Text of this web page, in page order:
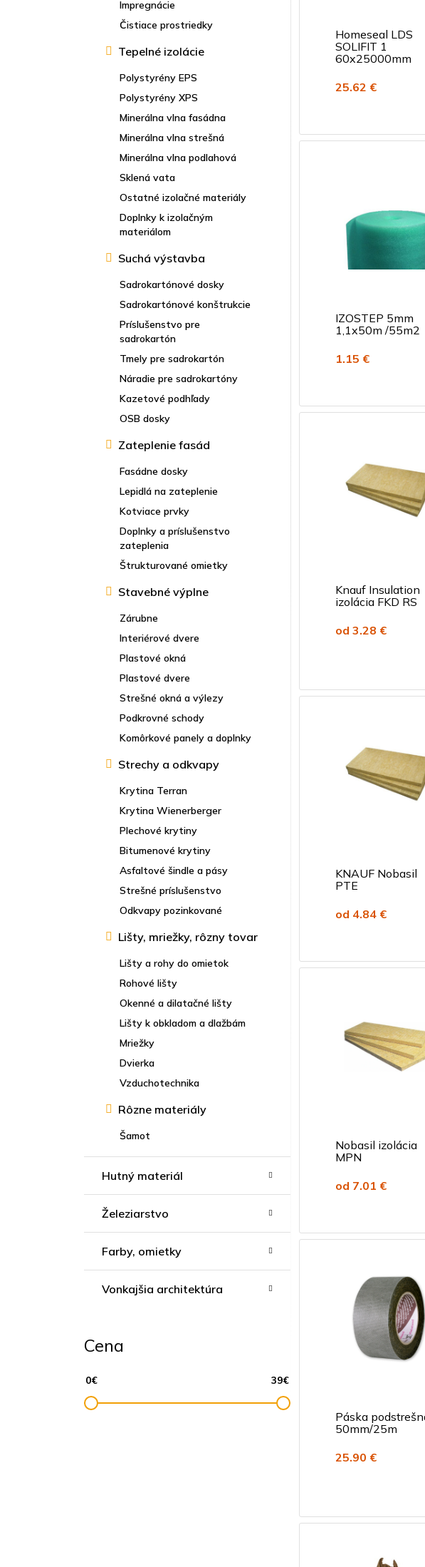
Impregnácie
Čistiace prostriedky
Tepelné izolácie
Polystyrény EPS
Polystyrény XPS
Minerálna vlna fasádna
Minerálna vlna strešná
Minerálna vlna podlahová
Sklená vata
Ostatné izolačné materiály
Doplnky k izolačným
materiálom
Suchá výstavba
Sadrokartónové dosky
Sadrokartónové konštrukcie
Príslušenstvo pre
sadrokartón
Tmely pre sadrokartón
Náradie pre sadrokartóny
Kazetové podhľady
OSB dosky
Zateplenie fasád
Fasádne dosky
Lepidlá na zateplenie
Kotviace prvky
Doplnky a príslušenstvo
zateplenia
Štrukturované omietky
Stavebné výplne
Zárubne
Interiérové dvere
Plastové okná
Plastové dvere
Strešné okná a výlezy
Podkrovné schody
Komôrkové panely a doplnky
Strechy a odkvapy
Krytina Terran
Krytina Wienerberger
Plechové krytiny
Bitumenové krytiny
Asfaltové šindle a pásy
Strešné príslušenstvo
Odkvapy pozinkované
Lišty, mriežky, rôzny tovar
Lišty a rohy do omietok
Rohové lišty
Okenné a dilatačné lišty
Lišty k obkladom a dlažbám
Mriežky
Dvierka
Vzduchotechnika
Rôzne materiály
Šamot
Hutný materiál
Železiarstvo
Farby, omietky
Vonkajšia architektúra
Cena
Homeseal LDS
SOLIFIT 1
60x25000mm
25.62 €
IZOSTEP 5mm
1,1x50m /55m2
1.15 €
Knauf Insulation
izolácia FKD RS
od 3.28 €
KNAUF Nobasil
PTE
od 4.84 €
Nobasil izolácia
MPN
od 7.01 €
Páska
50mm/25m
25.90 €